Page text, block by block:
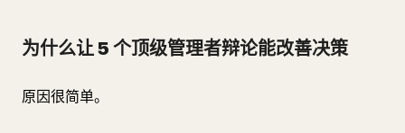
为什么让 5 个顶级管理者辩论能改善决策
原因很简单。